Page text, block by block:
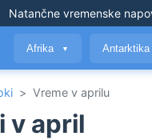
Natančne vremenske
Afrika ▼ Antarktika
> Vreme v aprilu
v april